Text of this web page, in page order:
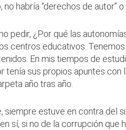
habría “derechos de autor”
pedir, ¿Por qué las
centros educativos.
En mis tiempos de
tenía sus propios apuntes con
año tras año.
siempre estuve en contra del
sí, si no de la corrupción que